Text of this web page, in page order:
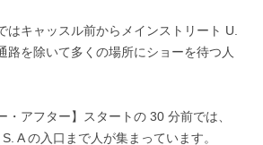
はキャッスル前からメインストリート U.
路を除いて多くの場所にショーを待つ人
・アフター】スタートの 30 分前では、
A の入口まで人が集まっています。